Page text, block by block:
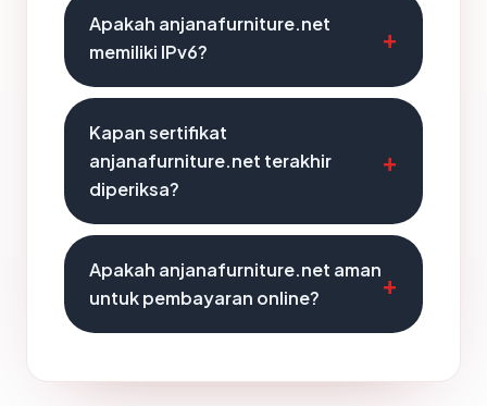
Apakah anjanafurniture.net
memiliki IPv6?
Kapan sertifikat
anjanafurniture.net terakhir
diperiksa?
Apakah anjanafurniture.net aman
untuk pembayaran online?